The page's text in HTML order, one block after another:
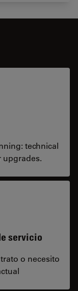
technical
upgrades.
servicio
o necesito